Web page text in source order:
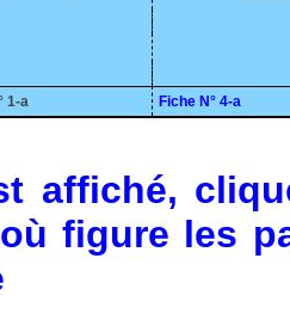
1-a Fiche N° 4-a
affiché,
figure les